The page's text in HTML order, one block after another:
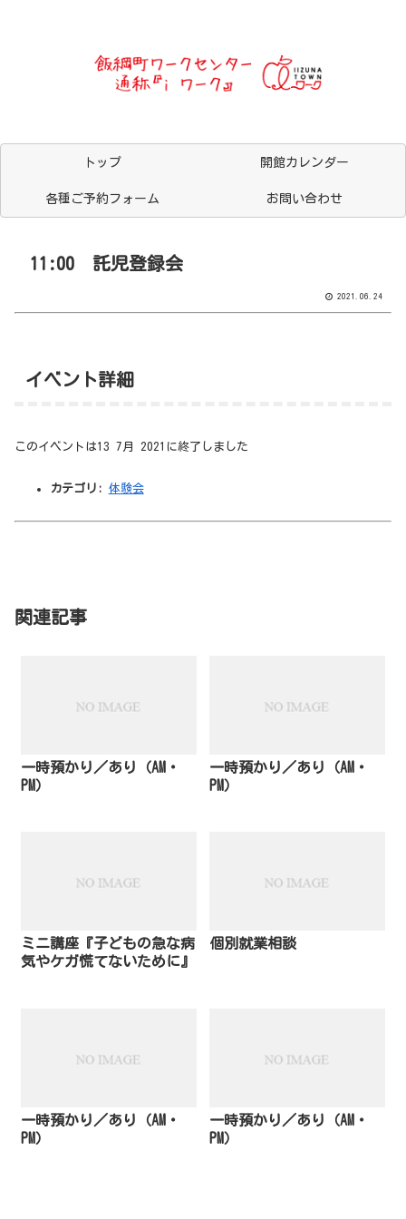
トップ 開館カレンダー
各種ご予約フォーム お問い合わせ
11:00 託児登録会
2021.06.24
イベント詳細
このイベントは13 7月 2021に終了しました
カテゴリ: 体験会
関連記事
一時預かり／あり（AM・
PM）
一時預かり／あり（AM・
PM）
ミニ講座『子どもの急な病
気やケガ慌てないために』
個別就業相談
一時預かり／あり（AM・
PM）
一時預かり／あり（AM・
PM）